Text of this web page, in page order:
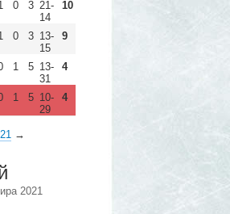
0 3 21-
14
10
0 3 13-
15
9
1 5 13-
31
4
1 5 10-
29
4
→
2021